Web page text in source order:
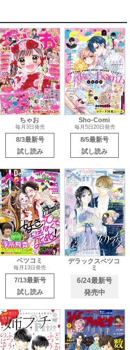
ちゃお
毎月3日発売
8/3最新号
試し読み
Sho-Comi
毎月5日20日発売
8/5最新号
試し読み
ベツコミ
毎月13日発売
7/13最新号
試し読み
デラックスベツコ
ミ
6/24最新号
発売中